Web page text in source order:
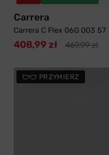
Carrera
Carrera C Flex 06G 003 57
408,99 zł 469,99 zł
PRZYMIERZ